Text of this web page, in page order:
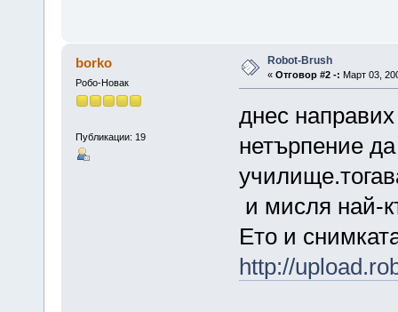
borko
Робо-Новак
Публикации: 19
Robot-Brush
« Отговор #2 -: Март 03,
днес
нетърпение
и мисля най-
Ето и
http://